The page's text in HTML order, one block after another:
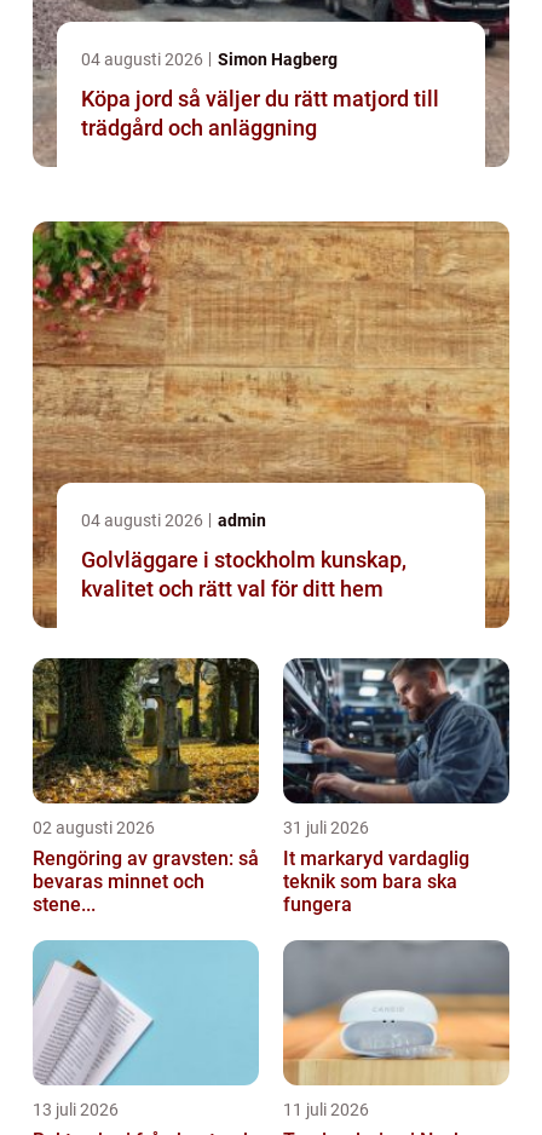
04 augusti 2026 Simon Hagberg
Köpa jord så väljer du rätt matjord till
trädgård och anläggning
04 augusti 2026 admin
Golvläggare i stockholm kunskap,
kvalitet och rätt val för ditt hem
02 augusti 2026
Rengöring av gravsten: så
bevaras minnet och
stene...
31 juli 2026
It markaryd vardaglig
teknik som bara ska
fungera
13 juli 2026 11 juli 2026